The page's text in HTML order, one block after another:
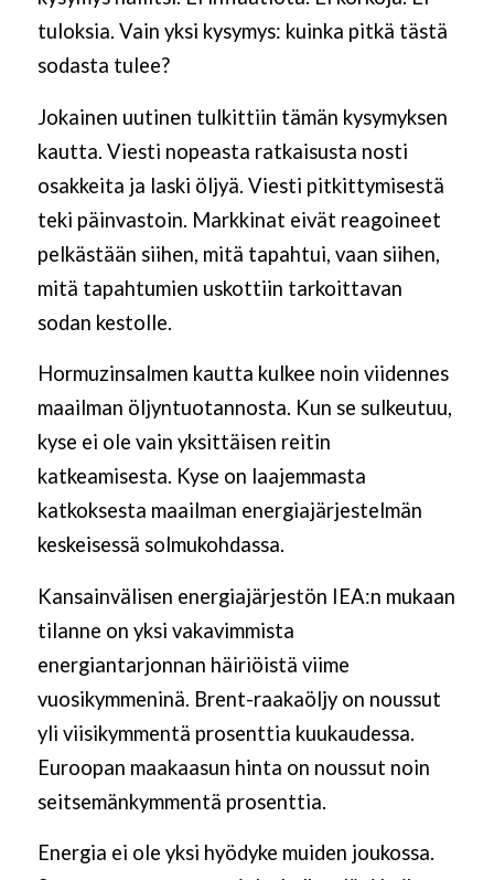
tuloksia. Vain yksi kysymys: kuinka pitkä tästä
sodasta tulee?
Jokainen uutinen tulkittiin tämän kysymyksen
kautta. Viesti nopeasta ratkaisusta nosti
osakkeita ja laski öljyä. Viesti pitkittymisestä
teki päinvastoin. Markkinat eivät reagoineet
pelkästään siihen, mitä tapahtui, vaan siihen,
mitä tapahtumien uskottiin tarkoittavan
sodan kestolle.
Hormuzinsalmen kautta kulkee noin viidennes
maailman öljyntuotannosta. Kun se sulkeutuu,
kyse ei ole vain yksittäisen reitin
katkeamisesta. Kyse on laajemmasta
katkoksesta maailman energiajärjestelmän
keskeisessä solmukohdassa.
Kansainvälisen energiajärjestön IEA:n mukaan
tilanne on yksi vakavimmista
energiantarjonnan häiriöistä viime
vuosikymmeninä. Brent-raakaöljy on noussut
yli viisikymmentä prosenttia kuukaudessa.
Euroopan maakaasun hinta on noussut noin
seitsemänkymmentä prosenttia.
Energia ei ole yksi hyödyke muiden joukossa.